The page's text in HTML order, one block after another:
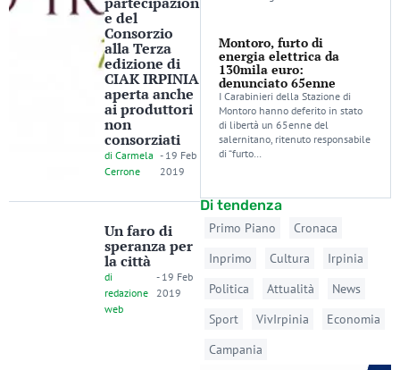
e del
Consorzio
alla Terza
edizione di
CIAK IRPINIA
aperta anche
ai produttori
non
consorziati
di Carmela
Cerrone
- 19 Feb
2019
Un faro di
speranza per
la città
di
redazione
web
- 19 Feb
2019
Montoro, furto di
energia elettrica da
130mila euro:
denunciato 65enne
I Carabinieri della Stazione di
Montoro hanno deferito in stato
di libertà un 65enne del
salernitano, ritenuto responsabile
di “furto…
Di tendenza
Primo Piano
Cronaca
Inprimo
Cultura
Irpinia
Politica
Attualità
News
Sport
VivIrpinia
Economia
Campania